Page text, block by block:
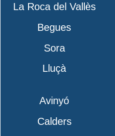
La Roca del Vallès
Begues
Sora
Lluçà
Avinyó
Calders